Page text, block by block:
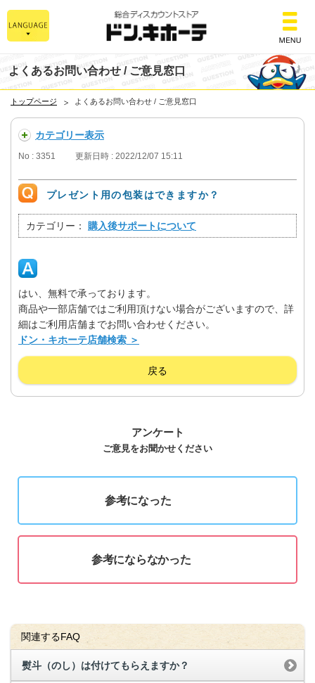
総合ディスカウン
よくあるお問い合わせ / ご意見窓口
トップページ よくあるお問い合わせ / ご意見窓口
カテゴリー表示
No : 3351 更新日時 : 2022/12/07 15:11
プレゼント用の包装はできますか？
カテゴリー： 購入後サポートについて
はい、無料で承っております。
商品や一部店舗ではご利用頂けない場合がございますので、詳
細はご利用店舗までお問い合わせください。
ドン・キホーテ店舗検索 ＞
戻る
アンケート
ご意見をお聞かせください
参考になった
参考にならなかった
関連するFAQ
熨斗（のし）は付けてもらえますか？